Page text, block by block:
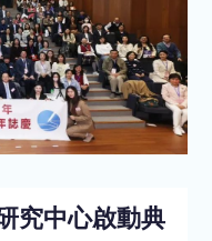
究中心啟動典